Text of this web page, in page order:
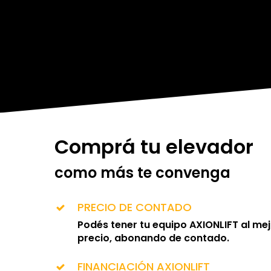
Comprá tu elevador
como más te convenga
PRECIO DE CONTADO
Podés tener tu equipo AXIONLIFT al
precio, abonando de contado.
FINANCIACIÓN AXIONLIFT